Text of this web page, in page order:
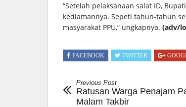
“Setelah pelaksanaan salat ID,
kediamannya. Sepeti tahun-tahun
masyarakat PPU,” ungkapnya. (adv/
FACEBOOK TWITTER
Previous Post
Ratusan Warga Penajam
Malam Takbir